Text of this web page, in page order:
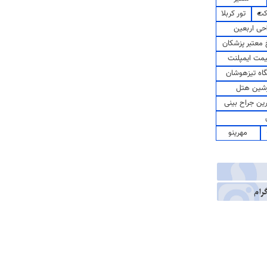
تور کربلا
اربعین
پزشکان
ایمپلنت
تیزهوشان
هتل
جراح بینی
مهرینو